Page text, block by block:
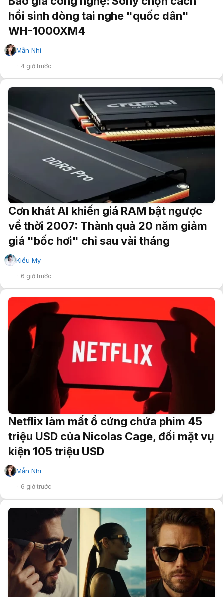
hồi sinh dòng tai nghe "quốc dân"
WH-1000XM4
Mẫn Nhi
4 giờ trước
Cơn khát AI khiến giá RAM bật ngược
về thời 2007: Thành quả 20 năm giảm
giá "bốc hơi" chỉ sau vài tháng
Kiều My
6 giờ trước
Netflix làm mất ổ cứng chứa phim 45
triệu USD của Nicolas Cage, đối mặt vụ
kiện 105 triệu USD
Mẫn Nhi
6 giờ trước